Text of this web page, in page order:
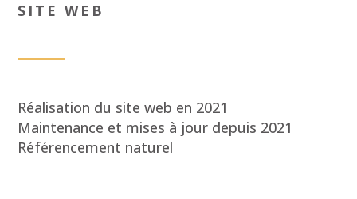
SITE WEB
Réalisation du site web en 2021
Maintenance et mises à jour depuis 2021
Référencement naturel